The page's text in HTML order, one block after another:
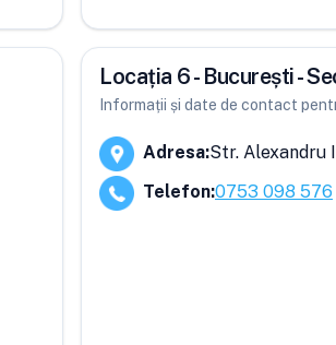
Locația 6 - București -
Informații și date de contact
Adresa:Str. Alexandru
Telefon:0753 098 576